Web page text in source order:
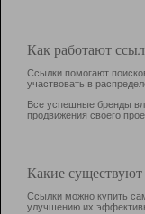
Как работают
Ссылки помогают
участвовать в
Все успешные бренды
продвижения своего
Какие
Ссылки можно купить
улучшению их